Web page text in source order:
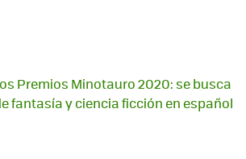
Premios Minotauro 2020: se busca
fantasía y ciencia ficción en español